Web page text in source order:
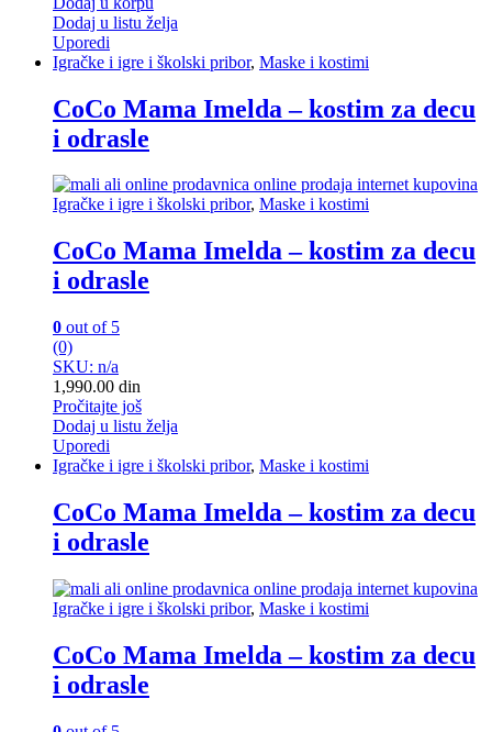
Dodaj u listu želja
Uporedi
Igračke i igre i školski pribor, Maske i kostimi
CoCo Mama Imelda – kostim za decu
i odrasle
Igračke i igre i školski pribor, Maske i kostimi
CoCo Mama Imelda – kostim za decu
i odrasle
0 out of 5
(0)
SKU: n/a
1,990.00 din
Pročitajte još
Dodaj u listu želja
Uporedi
Igračke i igre i školski pribor, Maske i kostimi
CoCo Mama Imelda – kostim za decu
i odrasle
Igračke i igre i školski pribor, Maske i kostimi
CoCo Mama Imelda – kostim za decu
i odrasle